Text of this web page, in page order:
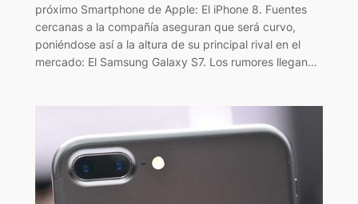
próximo Smartphone de Apple: El iPhone 8. Fuentes
cercanas a la compañía aseguran que será curvo,
poniéndose así a la altura de su principal rival en el
mercado: El Samsung Galaxy S7. Los rumores llegan…